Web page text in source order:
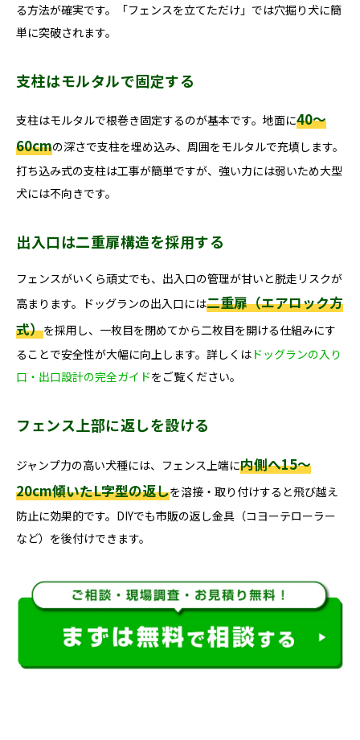
る方法が確実です。「フェンスを立てただけ」では穴掘り犬に簡
単に突破されます。
支柱はモルタルで固定する
支柱はモルタルで根巻き固定するのが基本です。地面に40〜
60cmの深さで支柱を埋め込み、周囲をモルタルで充填します。
打ち込み式の支柱は工事が簡単ですが、強い力には弱いため大型
犬には不向きです。
出入口は二重扉構造を採用する
フェンスがいくら頑丈でも、出入口の管理が甘いと脱走リスクが
高まります。ドッグランの出入口には二重扉（エアロック方
式）を採用し、一枚目を閉めてから二枚目を開ける仕組みにす
ることで安全性が大幅に向上します。詳しくは ドッグランの入り
口・出口設計の完全ガイドをご覧ください。
フェンス上部に返しを設ける
ジャンプ力の高い犬種には、フェンス上端に内側へ15〜
20cm傾いたL字型の返しを溶接・取り付けすると飛び越え
防止に効果的です。DIYでも市販の返し金具（コヨーテローラー
など）を後付けできます。